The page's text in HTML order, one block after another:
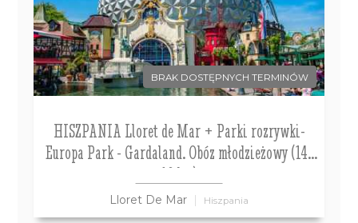
BRAK DOSTĘPNYCH TERMINÓW
HISZPANIA Lloret de Mar + Parki rozrywki-
Europa Park - Gardaland. Obóz młodzieżowy (14-
18 lat)
Lloret De Mar Hiszpania